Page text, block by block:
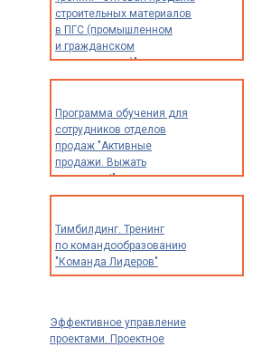
и специалистов)
строительных материалов
в ПГС (промышленном
и гражданском
строительстве)"
Программа обучения для
сотрудников отделов
продаж "Активные
продажи. Выжать
максимум!"
Тимбилдинг. Тренинг
по командообразованию
"Команда Лидеров"
Эффективное управление
проектами. Проектное